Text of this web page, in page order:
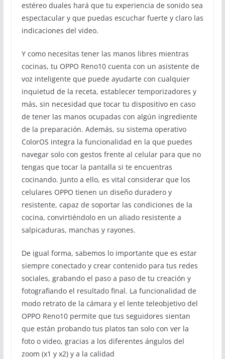
estéreo duales hará que tu experiencia de sonido sea
espectacular y que puedas escuchar fuerte y claro las
indicaciones del video.
Y como necesitas tener las manos libres mientras
cocinas, tu OPPO Reno10 cuenta con un asistente de
voz inteligente que puede ayudarte con cualquier
inquietud de la receta, establecer temporizadores y
más, sin necesidad que tocar tu dispositivo en caso
de tener las manos ocupadas con algún ingrediente
de la preparación. Además, su sistema operativo
ColorOS integra la funcionalidad en la que puedes
navegar solo con gestos frente al celular para que no
tengas que tocar la pantalla si te encuentras
cocinando. Junto a ello, es vital considerar que los
celulares OPPO tienen un diseño duradero y
resistente, capaz de soportar las condiciones de la
cocina, convirtiéndolo en un aliado resistente a
salpicaduras, manchas y rayones.
De igual forma, sabemos lo importante que es estar
siempre conectado y crear contenido para tus redes
sociales, grabando el paso a paso de tu creación y
fotografiando el resultado final. La funcionalidad de
modo retrato de la cámara y el lente teleobjetivo del
OPPO Reno10 permite que tus seguidores sientan
que están probando tus platos tan solo con ver la
foto o video, gracias a los diferentes ángulos del
zoom (x1 y x2) y a la calidad